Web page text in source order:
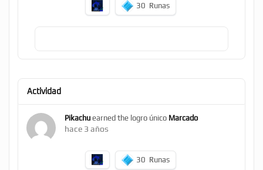
30 Runas
Actividad
Pikachu earned the logro único Marcado
hace 3 años
30 Runas